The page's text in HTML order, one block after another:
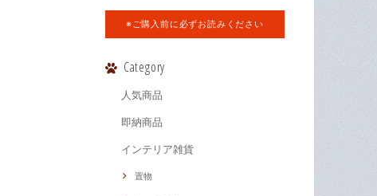
※ご購入前に必ずお読みください
Category
人気商品
即納商品
インテリア雑貨
置物